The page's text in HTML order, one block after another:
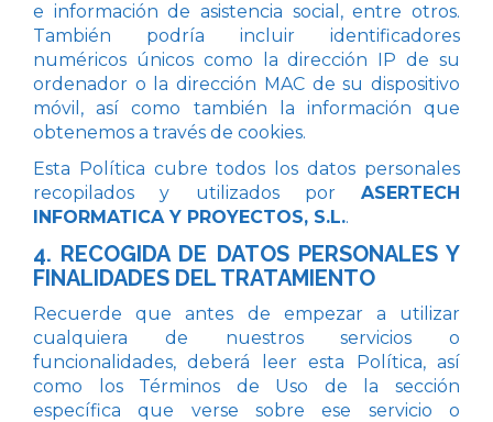
e información de asistencia social, entre otros.
También podría incluir identificadores
numéricos únicos como la dirección IP de su
ordenador o la dirección MAC de su dispositivo
móvil, así como también la información que
obtenemos a través de cookies.
Esta Política cubre todos los datos personales
recopilados y utilizados por ASERTECH
INFORMATICA Y PROYECTOS, S.L..
4. RECOGIDA DE DATOS PERSONALES Y
FINALIDADES DEL TRATAMIENTO
Recuerde que antes de empezar a utilizar
cualquiera de nuestros servicios o
funcionalidades, deberá leer esta Política, así
como los Términos de Uso de la sección
específica que verse sobre ese servicio o